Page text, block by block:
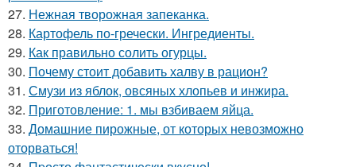
27. Нежная творожная запеканка.
28. Картофель по-гречески. Ингредиенты.
29. Как правильно солить огурцы.
30. Почему стоит добавить халву в рацион?
31. Смузи из яблок, овсяных хлопьев и инжира.
32. Приготовление: 1. мы взбиваем яйца.
33. Домашние пирожные, от которых невозможно
оторваться!